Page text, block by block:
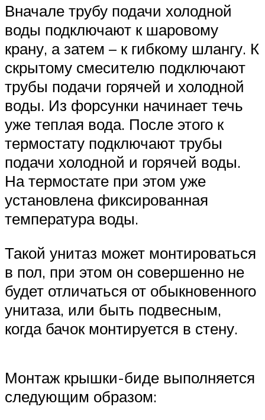
Вначале трубу подачи холодной
воды подключают к шаровому
крану, а затем – к гибкому шлангу. К
скрытому смесителю подключают
трубы подачи горячей и холодной
воды. Из форсунки начинает течь
уже теплая вода. После этого к
термостату подключают трубы
подачи холодной и горячей воды.
На термостате при этом уже
установлена фиксированная
температура воды.
Такой унитаз может монтироваться
в пол, при этом он совершенно не
будет отличаться от обыкновенного
унитаза, или быть подвесным,
когда бачок монтируется в стену.
Монтаж крышки-биде выполняется
следующим образом: